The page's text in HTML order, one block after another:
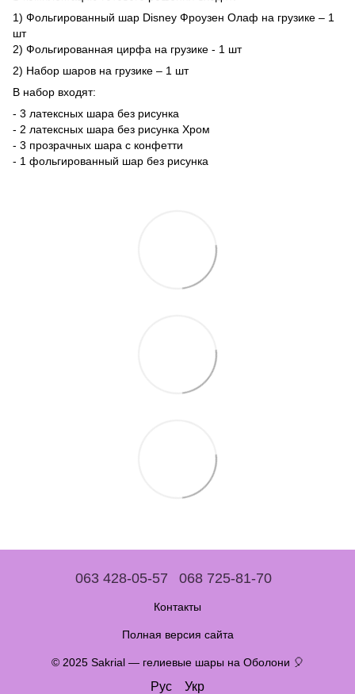
1) Фольгированный шар Disney Фроузен Олаф на грузике – 1
шт
2) Фольгированная цирфа на грузике - 1 шт
2) Набор шаров на грузике – 1 шт
В набор входят:
- 3 латексных шара без рисунка
- 2 латексных шара без рисунка Хром
- 3 прозрачных шара с конфетти
- 1 фольгированный шар без рисунка
063 428-05-57 068 725-81-70
Контакты
Полная версия сайта
© 2025 Sakrial — гелиевые шары на Оболони 🎈
Рус Укр